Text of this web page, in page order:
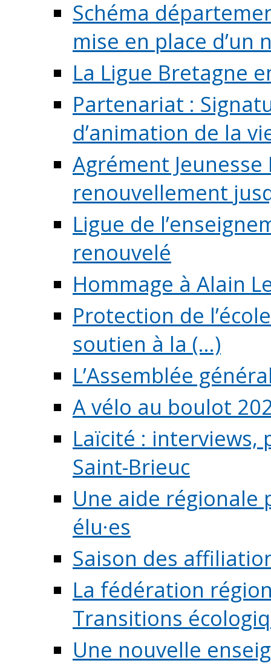
Schéma
mise en place d’un
La Ligue Bretagne
Partenariat :
d’animation de la
Agrément
renouvellement
Ligue de
renouvelé
Hommage à Alain
Protection de
soutien à la (...)
L’Assemblée
A vélo au boulot
Laïcité :
Saint-Brieuc
Une aide régionale
élu·es
Saison des
La fédération
Transitions
Une nouvelle